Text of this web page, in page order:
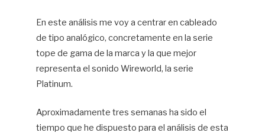
En este análisis me voy a centrar en cableado
de tipo analógico, concretamente en la serie
tope de gama de la marca y la que mejor
representa el sonido Wireworld, la serie
Platinum.
Aproximadamente tres semanas ha sido el
tiempo que he dispuesto para el análisis de esta